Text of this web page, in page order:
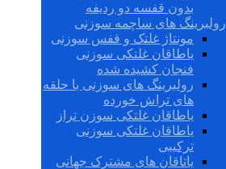
بدون قفسه دو ردیفه
رولبرینگ های ساچمه سوزنی
مونتاژ غلتک و قفس سوزنی
یاطاقان غلتکی سوزنی
فنجان کشیده شده
رولبرینگ های سوزنی با حلقه
های تراش خورده
یاطاقان غلتکی سوزن تراز
یاطاقان غلتکی سوزنی
ترکیبی
یاتاقان های مشترک جهانی